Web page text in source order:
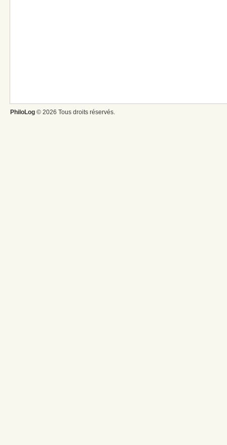
PhiloLog © 2026 Tous droits réservés.